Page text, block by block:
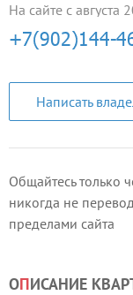
На сайте с августа
Написать
Общайтесь только
никогда не
пределами сайта
ОПИСАНИЕ